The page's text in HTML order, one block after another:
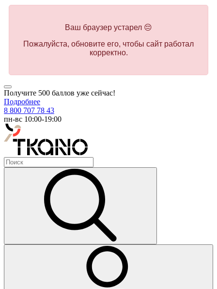
Ваш браузер устарел 😔
Пожалуйста, обновите его, чтобы сайт работал
корректно.
Получите 500 баллов уже сейчас!
Подробнее
8 800 707 78 43
пн-вс 10:00-19:00